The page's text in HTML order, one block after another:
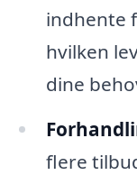
indhente
hvilken
dine
flere